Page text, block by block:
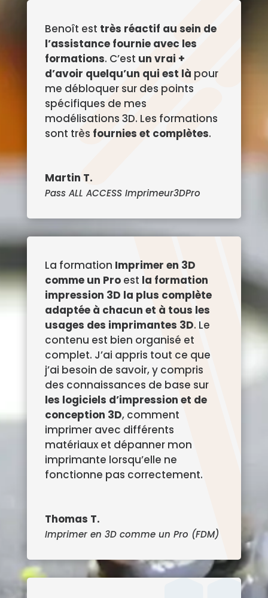
Benoît est très réactif au sein de
l’assistance fournie avec les
formations. C’est un vrai +
d’avoir quelqu’un qui est là pour
me débloquer sur des points
spécifiques de mes
modélisations 3D. Les formations
sont très fournies et complètes.
Martin T.
Pass ALL ACCESS Imprimeur3DPro
La formation Imprimer en 3D
comme un Proest la formation
impression 3D la plus complète
adaptée à chacun et à tous les
usages des imprimantes 3D. Le
contenu est bien organisé et
complet. J’ai appris tout ce que
j’ai besoin de savoir, y compris
des connaissances de base sur
les logiciels d’impression et de
conception 3D, comment
imprimer avec différents
matériaux et dépanner mon
imprimante lorsqu’elle ne
fonctionne pas correctement.
Thomas T.
Imprimer en 3D comme un Pro (FDM)